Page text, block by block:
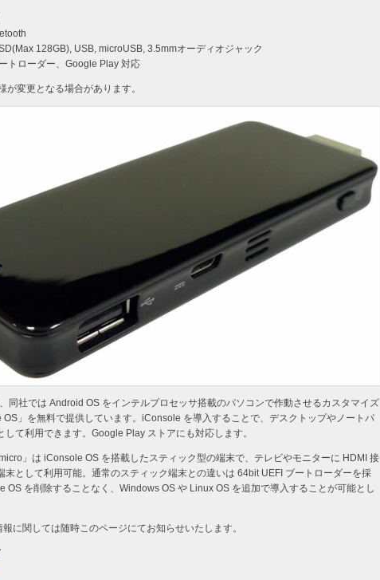
128GB), USB, microUSB, 3.5mmオーディオジャック
トローダー、Google Play 対応
変更となる場合があります。
同社では Android OS をインテルプロセッサ搭載のパソコンで作動させるカスタマイズ
OS」を無料で提供しています。iConsole を導入することで、デスクトップやノートパ
して利用できます。Google Play ストアにも対応します。
」は iConsole OS を搭載したスティック型の端末で、テレビやモニターに HDMI 接
末として利用可能。通常のスティック端末との違いは 64bit UEFI ブートローダーを採
OS を削除することなく、Windows OS や Linux OS を追加で導入することが可能とし
報に関しては随時このページにてお知らせいたします。